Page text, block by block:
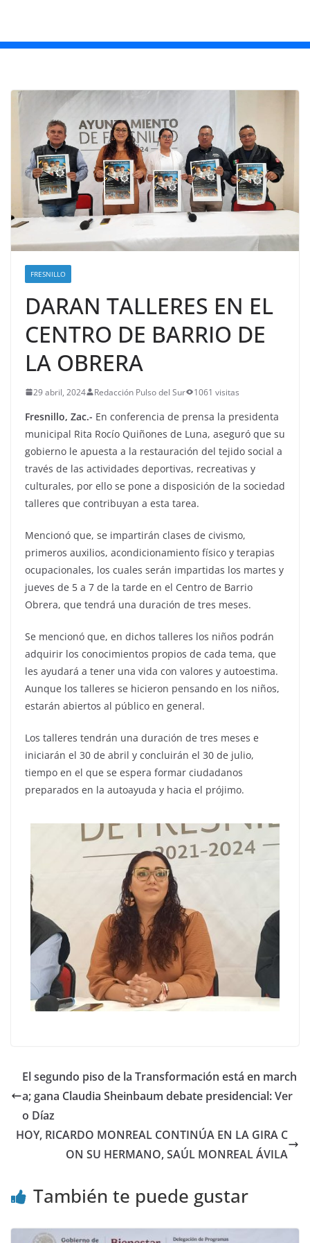
FRESNILLO
DARAN TALLERES EN EL
CENTRO DE BARRIO DE
LA OBRERA
29 abril, 2024 Redacción Pulso del Sur 1061 visitas
Fresnillo, Zac.- En conferencia de prensa la presidenta
municipal Rita Rocío Quiñones de Luna, aseguró que su
gobierno le apuesta a la restauración del tejido social a
través de las actividades deportivas, recreativas y
culturales, por ello se pone a disposición de la sociedad
talleres que contribuyan a esta tarea.
Mencionó que, se impartirán clases de civismo,
primeros auxilios, acondicionamiento físico y terapias
ocupacionales, los cuales serán impartidas los martes y
jueves de 5 a 7 de la tarde en el Centro de Barrio
Obrera, que tendrá una duración de tres meses.
Se mencionó que, en dichos talleres los niños podrán
adquirir los conocimientos propios de cada tema, que
les ayudará a tener una vida con valores y autoestima.
Aunque los talleres se hicieron pensando en los niños,
estarán abiertos al público en general.
Los talleres tendrán una duración de tres meses e
iniciarán el 30 de abril y concluirán el 30 de julio,
tiempo en el que se espera formar ciudadanos
preparados en la autoayuda y hacia el prójimo.
El segundo piso de la Transformación está en march
a; gana Claudia Sheinbaum debate presidencial: Ver
o Díaz
HOY, RICARDO MONREAL CONTINÚA EN LA GIRA C
ON SU HERMANO, SAÚL MONREAL ÁVILA
También te puede gustar